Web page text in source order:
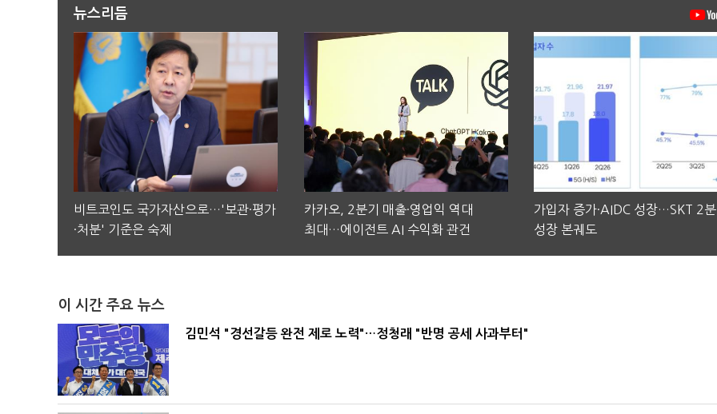
뉴스리듬
비트코인도 국가자산으로…'보관·평가
·처분' 기준은 숙제
카카오, 2분기 매출·영업익 역대
최대…에이전트 AI 수익화 관건
가입자 증가·AIDC 성장…SKT 2
성장 본궤도
이 시간 주요 뉴스
김민석 "경선갈등 완전 제로 노력"…정청래 "반명 공세 사과부터"